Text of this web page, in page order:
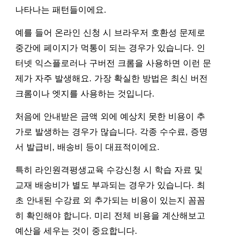
나타나는 패턴들이에요.
예를 들어 온라인 신청 시 브라우저 호환성 문제로
중간에 페이지가 먹통이 되는 경우가 있습니다. 인
터넷 익스플로러나 구버전 크롬을 사용하면 이런 문
제가 자주 발생해요. 가장 확실한 방법은 최신 버전
크롬이나 엣지를 사용하는 것입니다.
처음에 안내받은 금액 외에 예상치 못한 비용이 추
가로 발생하는 경우가 많습니다. 각종 수수료, 증명
서 발급비, 배송비 등이 대표적이에요.
특히 라인원격평생교육 수강신청 시 학습 자료 및
교재 배송비가 별도 부과되는 경우가 있습니다. 최
초 안내된 수강료 외 추가되는 비용이 있는지 꼼꼼
히 확인해야 합니다. 미리 전체 비용을 계산해보고
예산을 세우는 것이 중요합니다.